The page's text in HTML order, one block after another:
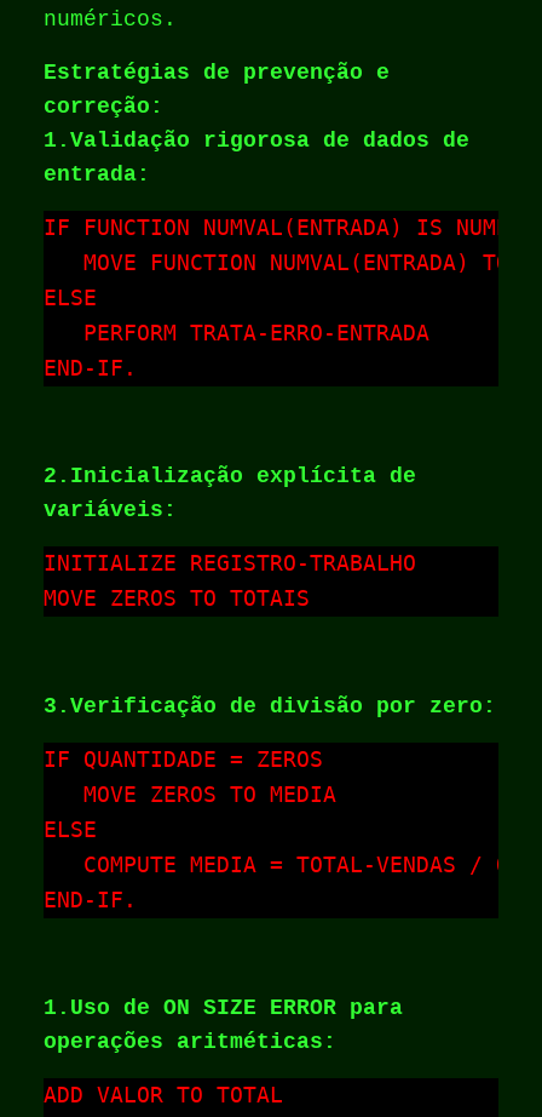
numéricos.
Estratégias de prevenção e
correção:
1.Validação rigorosa de dados de
entrada:
IF FUNCTION NUMVAL(ENTRADA) IS
MOVE FUNCTION NUMVAL(ENTRADA) TO
ELSE
   PERFORM TRATA-ERRO-ENTRADA
END-IF.
2.Inicialização explícita de
variáveis:
INITIALIZE REGISTRO-TRABALHO
MOVE ZEROS TO TOTAIS
3.Verificação de divisão por zero:
IF QUANTIDADE = ZEROS
   MOVE ZEROS TO MEDIA
ELSE
COMPUTE MEDIA = TOTAL-VENDAS /
END-IF.
1.Uso de ON SIZE ERROR para
operações aritméticas:
ADD VALOR TO TOTAL